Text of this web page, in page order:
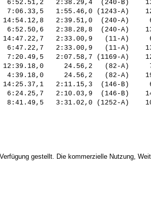
2:38.29,4  (240-B)
1:55.46,0 (1243-A)
2:39.51,0  (240-A)
2:38.28,8  (240-A)
2:33.00,9   (11-A)
2:33.00,9   (11-A)
2:07.58,7 (1169-A)
24.56,2   (82-A)
24.56,2   (82-A)
2:11.15,3  (146-B)
2:10.03,9  (146-B)
gestellt. Die kommerzielle Nutzung,